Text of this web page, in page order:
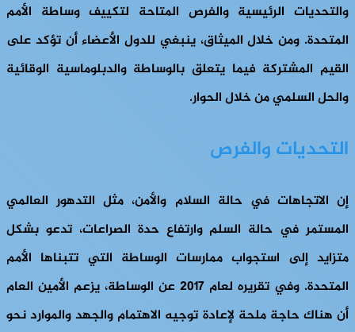
والتحديات الرئيسية والفرص المتاحة لتكييف وساطة الأمم
المتحدة. ومن خلال الميثاق، ينبغي للدول الأعضاء أن تؤكد على
القيم المشتركة فيما يتعلق بالوساطة والدبلوماسية الوقائية
والحل السلمي من خلال الحوار.
التحديات والفرص
إن الاتجاهات في حالة السلام والأمن، مثل التدهور العالمي
المستمر في حالة السلم وارتفاع حدة الصراعات، تدعو بشكل
متزايد إلى استجواب ممارسات الوساطة التي تتبناها الأمم
المتحدة. وفي تقريره لعام 2017 عن الوساطة، يزعم الأمين العام
أن هناك حاجة ملحة لإعادة توجيه الاهتمام والجهد والموارد نحو